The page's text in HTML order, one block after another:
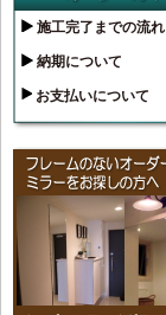
施工完了までの流れ
納期について
お支払いについて